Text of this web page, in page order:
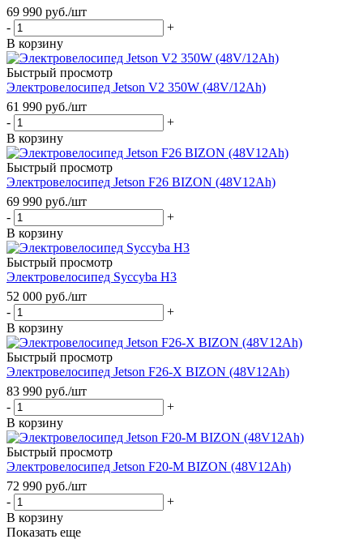
69 990 руб./шт
-
+
В корзину
Быстрый просмотр
Электровелосипед Jetson V2 350W (48V/12Ah)
61 990 руб./шт
-
+
В корзину
Быстрый просмотр
Электровелосипед Jetson F26 BIZON (48V12Ah)
69 990 руб./шт
-
+
В корзину
Быстрый просмотр
Электровелосипед Syccyba H3
52 000 руб./шт
-
+
В корзину
Быстрый просмотр
Электровелосипед Jetson F26-X BIZON (48V12Ah)
83 990 руб./шт
-
+
В корзину
Быстрый просмотр
Электровелосипед Jetson F20-M BIZON (48V12Ah)
72 990 руб./шт
-
+
В корзину
Показать еще